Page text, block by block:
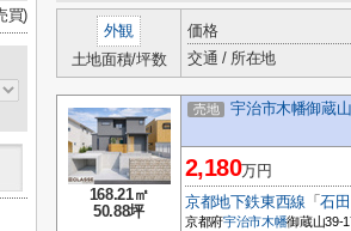
外観
土地面積/坪数
価格
交通 / 所在地
168.21㎡
50.88坪
売地 宇治市木幡御蔵
2,180万円
京都地下鉄東西線 「石田
京都府宇治市木幡御蔵山39-
買)